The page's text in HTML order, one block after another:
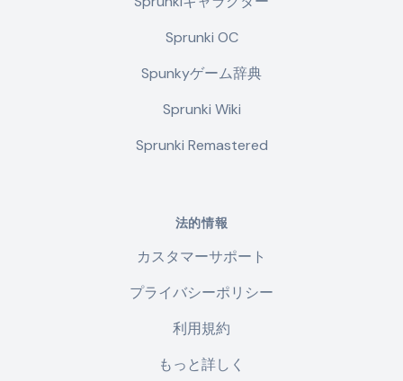
Sprunki OC
Spunkyゲーム辞典
Sprunki Wiki
Sprunki Remastered
法的情報
カスタマーサポート
プライバシーポリシー
利用規約
もっと詳しく